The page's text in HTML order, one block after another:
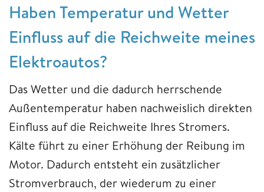
Haben Temperatur und Wetter
Einfluss auf die Reichweite meines
Elektroautos?
Das Wetter und die dadurch herrschende
Außentemperatur haben nachweislich direkten
Einfluss auf die Reichweite Ihres Stromers.
Kälte führt zu einer Erhöhung der Reibung im
Motor. Dadurch entsteht ein zusätzlicher
Stromverbrauch, der wiederum zu einer